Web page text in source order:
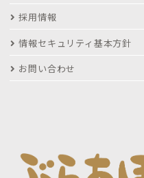
採用情報
情報セキュリティ基本方針
お問い合わせ